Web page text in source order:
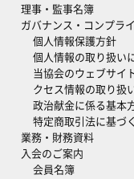
理事・監事名簿
ガバナンス・コンプラ
個人情報保護方針
個人情報の取り扱い
当協会のウェブサイ
クセス情報の取り扱
政治献金に係る基本
特定商取引法に基づ
業務・財務資料
入会のご案内
会員名簿